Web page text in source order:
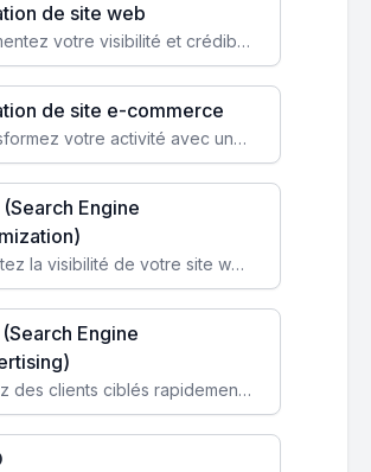
de site web
Augmentez votre visibilité et crédibilité en ligne avec un site web performant, conçu pour attirer plus de clients.
de site e-commerce
Transformez votre activité avec une boutique en ligne, accessible à l'échelle mondiale 24/7.
(Search Engine
Boostez la visibilité de votre site web sur Google et attirez du trafic qualifié grâce à nos stratégies SEO.
Engine
Attirez des clients ciblés rapidement avec des campagnes publicitaires payantes optimisées pour vos objectifs.